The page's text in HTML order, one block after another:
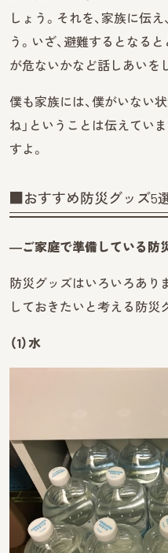
しょう。それを、家族に伝
う。いざ、避難するとなる
が危ないかなど話しあいを
僕も家族には、僕がいない
ね」ということは伝えてい
すよ。
■おすすめ防災グッズ5
―ご家庭で準備している 防
防災グッズはいろいろあり
しておきたいと考える防災
（1）水